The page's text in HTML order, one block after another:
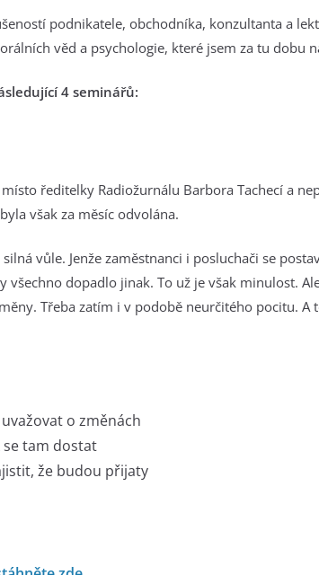
podnikatele, obchodníka, konzultanta a
věd a psychologie, které jsem za tu dobu
4 seminářů:
ředitelky Radiožurnálu Barbora Tachecí a
však za měsíc odvolána.
vůle. Jenže zaměstnanci i posluchači se
všechno dopadlo jinak. To už je však minulost.
Třeba zatím i v podobě neurčitého pocitu. A
o změnách
se tam dostat
že budou přijaty